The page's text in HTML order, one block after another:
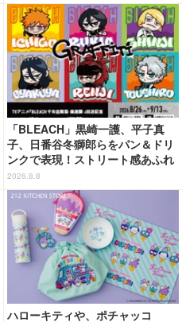
「BLEACH」黒崎一護、平子真
子、日番谷冬獅郎らをパン＆ドリ
ンクで表現！ストリート感あふれ
るグッズも見逃せない☆ 「洒落C
AFE」コラボカフェ開催
2026.8.8
ハローキティや、ポチャッコ